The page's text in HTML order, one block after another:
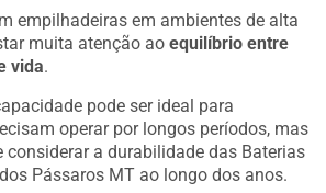
empilhadeiras em ambientes de alta
muita atenção ao equilíbrio entre
vida
pode ser ideal para
operar por longos períodos, mas
a durabilidade das Baterias
Pássaros MT ao longo dos anos.